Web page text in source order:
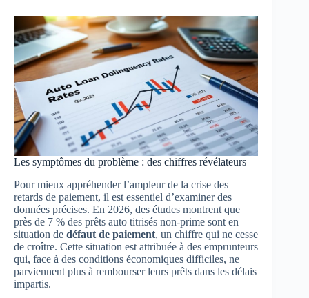
Les symptômes du problème : des chiffres révélateurs
Pour mieux appréhender l’ampleur de la crise des
retards de paiement, il est essentiel d’examiner des
données précises. En 2026, des études montrent que
près de 7 % des prêts auto titrisés non-prime sont en
situation de défaut de paiement, un chiffre qui ne cesse
de croître. Cette situation est attribuée à des emprunteurs
qui, face à des conditions économiques difficiles, ne
parviennent plus à rembourser leurs prêts dans les délais
impartis.